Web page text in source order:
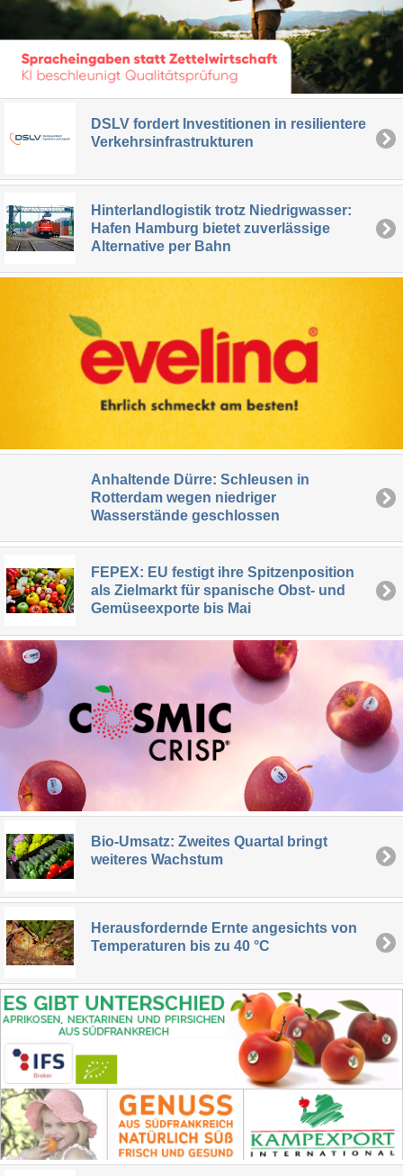
DSLV fordert Investitionen in resilientere
Verkehrsinfrastrukturen
Hinterlandlogistik trotz Niedrigwasser:
Hafen Hamburg bietet zuverlässige
Alternative per Bahn
Anhaltende Dürre: Schleusen in
Rotterdam wegen niedriger
Wasserstände geschlossen
FEPEX: EU festigt ihre Spitzenposition
als Zielmarkt für spanische Obst- und
Gemüseexporte bis Mai
Bio-Umsatz: Zweites Quartal bringt
weiteres Wachstum
Herausfordernde Ernte angesichts von
Temperaturen bis zu 40 °C